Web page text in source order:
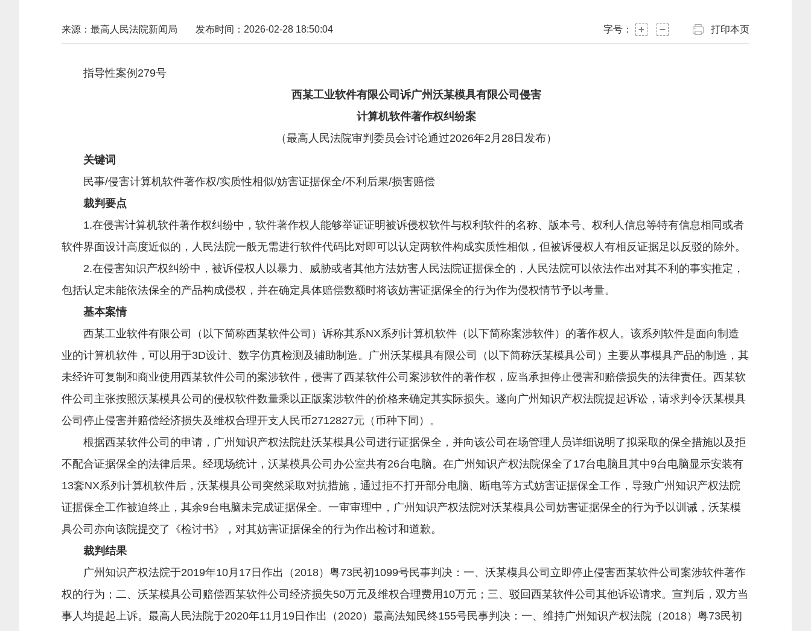
来源：最高人民法院新闻局 发布时间：2026-02-28 18:50:04 字号： 打印本页
指导性案例279号
西某工业软件有限公司诉广州沃某模具有限公司侵害
计算机软件著作权纠纷案
（最高人民法院审判委员会讨论通过2026年2月28日发布）
关键词
民事/侵害计算机软件著作权/实质性相似/妨害证据保全/不利后果/损害赔偿
裁判要点
1.在侵害计算机软件著作权纠纷中，软件著作权人能够举证证明被诉侵权软件与权利软件的名称、版本号、权利人信息等特有信息相同或者
软件界面设计高度近似的，人民法院一般无需进行软件代码比对即可以认定两软件构成实质性相似，但被诉侵权人有相反证据足以反驳的除外。
2.在侵害知识产权纠纷中，被诉侵权人以暴力、威胁或者其他方法妨害人民法院证据保全的，人民法院可以依法作出对其不利的事实推定，
包括认定未能依法保全的产品构成侵权，并在确定具体赔偿数额时将该妨害证据保全的行为作为侵权情节予以考量。
基本案情
西某工业软件有限公司（以下简称西某软件公司）诉称其系NX系列计算机软件（以下简称案涉软件）的著作权人。该系列软件是面向制造
业的计算机软件，可以用于3D设计、数字仿真检测及辅助制造。广州沃某模具有限公司（以下简称沃某模具公司）主要从事模具产品的制造，其
未经许可复制和商业使用西某软件公司的案涉软件，侵害了西某软件公司案涉软件的著作权，应当承担停止侵害和赔偿损失的法律责任。西某软
件公司主张按照沃某模具公司的侵权软件数量乘以正版案涉软件的价格来确定其实际损失。遂向广州知识产权法院提起诉讼，请求判令沃某模具
公司停止侵害并赔偿经济损失及维权合理开支人民币2712827元（币种下同）。
根据西某软件公司的申请，广州知识产权法院赴沃某模具公司进行证据保全，并向该公司在场管理人员详细说明了拟采取的保全措施以及拒
不配合证据保全的法律后果。经现场统计，沃某模具公司办公室共有26台电脑。在广州知识产权法院保全了17台电脑且其中9台电脑显示安装有
13套NX系列计算机软件后，沃某模具公司突然采取对抗措施，通过拒不打开部分电脑、断电等方式妨害证据保全工作，导致广州知识产权法院
证据保全工作被迫终止，其余9台电脑未完成证据保全。一审审理中，广州知识产权法院对沃某模具公司妨害证据保全的行为予以训诫，沃某模
具公司亦向该院提交了《检讨书》，对其妨害证据保全的行为作出检讨和道歉。
裁判结果
广州知识产权法院于2019年10月17日作出（2018）粤73民初1099号民事判决：一、沃某模具公司立即停止侵害西某软件公司案涉软件著作
权的行为；二、沃某模具公司赔偿西某软件公司经济损失50万元及维权合理费用10万元；三、驳回西某软件公司其他诉讼请求。宣判后，双方当
事人均提起上诉。最高人民法院于2020年11月19日作出（2020）最高法知民终155号民事判决：一、维持广州知识产权法院（2018）粤73民初